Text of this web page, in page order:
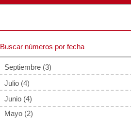
Buscar números por fecha
Septiembre (3)
Julio (4)
Junio (4)
Mayo (2)